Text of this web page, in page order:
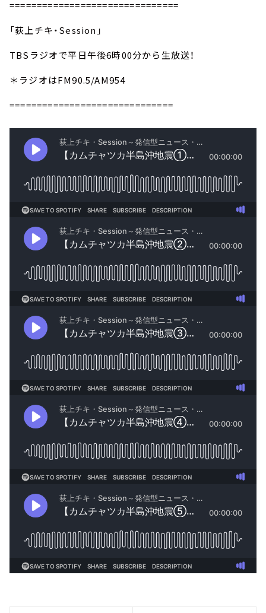
===============================
「荻上チキ・Session」
TBSラジオで平日午後6時00分から生放送！
＊ラジオはFM90.5/AM954
==============================